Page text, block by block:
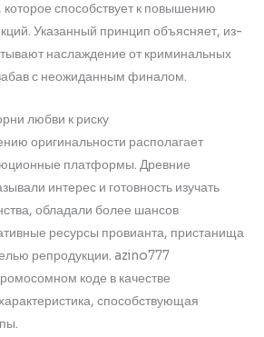
способствует к повышению
Указанный принцип объясняет, из-
наслаждение от криминальных
с неожиданным финалом.
любви к риску
оригинальности располагает
платформы. Древние
интерес и готовность изучать
обладали более шансов
ресурсы провианта, пристанища
репродукции. azino777
коде в качестве
способствующая